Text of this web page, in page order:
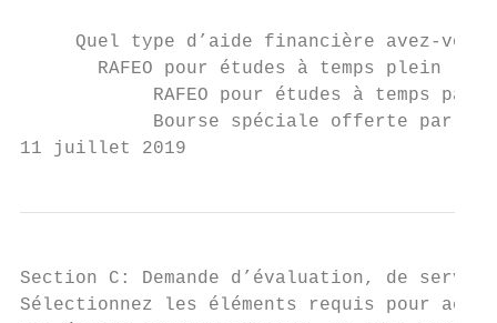
Quel type d’aide financière avez-
       RAFEO pour études à temps plein
RAFEO pour études à temps
Bourse spéciale offerte par
11 juillet 2019
Section C: Demande d’évaluation, de
Sélectionnez les éléments requis pour